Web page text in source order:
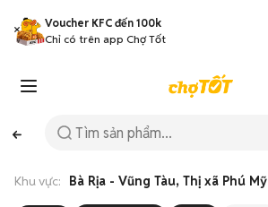
Voucher KFC đến 100k
Chỉ có trên app Chợ Tốt
Khu vực: Bà Rịa - Vũng Tàu, Thị xã Phú Mỹ